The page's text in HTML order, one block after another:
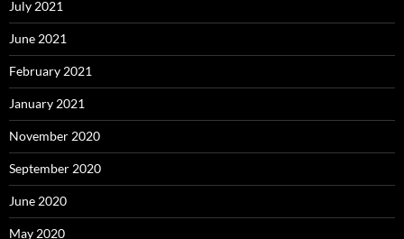
July 2021
June 2021
February 2021
January 2021
November 2020
September 2020
June 2020
May 2020